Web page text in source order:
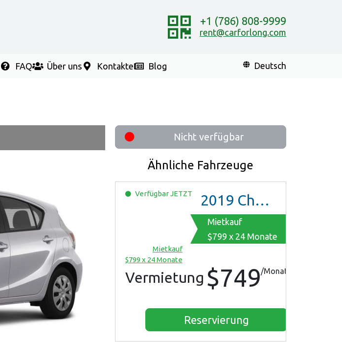
+1 (786) 808-9999
rent@carforlong.com
FAQ Über uns Kontakte Blog Deutsch
Nicht verfügbar
Ähnliche Fahrzeuge
VerfügbarJETZT 2019 Chevrolet Malibu
Mietkauf
$799 x 24 Monate
Mietkauf
$799 x 24 Monate
Vermietung $749/Monat
Reservierung